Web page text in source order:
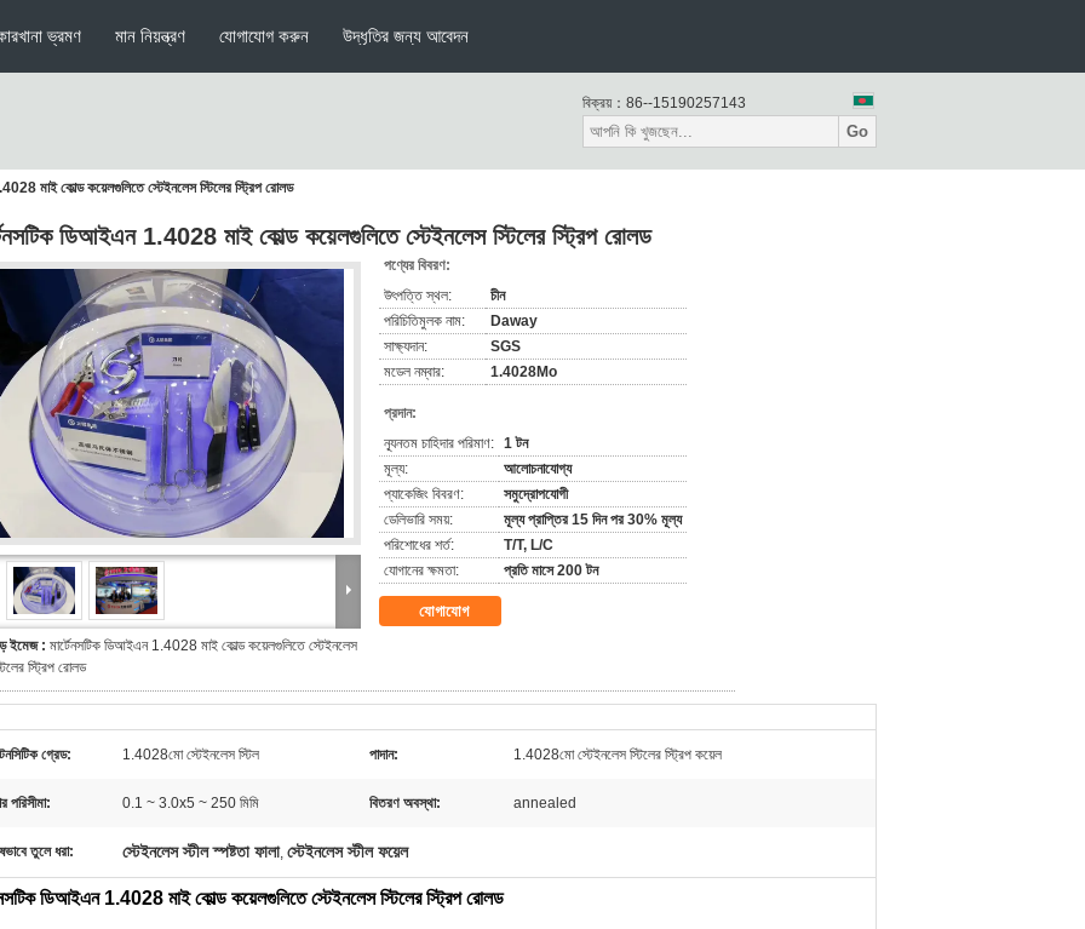
ভ্রমণ মান নিয়ন্ত্রণ যোগাযোগ করুন উদ্ধৃতির জন্য আবেদন
বিক্রয়： 86--15190257143
Go
মাই কোল্ড কয়েলগুলিতে স্টেইনলেস স্টিলের স্ট্রিপ রোলড
ডিআইএন 1.4028 মাই কোল্ড কয়েলগুলিতে স্টেইনলেস স্টিলের স্ট্রিপ রোলড
ইমেজ : মার্টেনসটিক ডিআইএন 1.4028 মাই কোল্ড কয়েলগুলিতে স্টেইনলেস
স্ট্রিপ রোলড
পণ্যের বিবরণ:
উৎপত্তি স্থল:
চীন
পরিচিতিমুলক নাম:
Daway
সাক্ষ্যদান:
SGS
মডেল নম্বার:
1.4028Mo
প্রদান:
ন্যূনতম চাহিদার পরিমাণ: 1 টন
মূল্য:
আলোচনাযোগ্য
প্যাকেজিং বিবরণ:
সমুদ্রোপযোগী
ডেলিভারি সময়:
মূল্য প্রাপ্তির 15 দিন পর 30% মূল্য
পরিশোধের শর্ত:
T/T, L/C
যোগানের ক্ষমতা:
প্রতি মাসে 200 টন
যোগাযোগ
গ্রেড: 1.4028মো স্টেইনলেস স্টিল পাদান: 1.4028মো স্টেইনলেস স্টিলের স্ট্রিপ কয়েল
পরিসীমা: 0.1 ~ 3.0x5 ~ 250 মিমি বিতরণ অবস্থা: annealed
তুলে ধরা: স্টেইনলেস স্টীল স্পষ্টতা ফালা, স্টেইনলেস স্টীল ফয়েল
ডিআইএন 1.4028 মাই কোল্ড কয়েলগুলিতে স্টেইনলেস স্টিলের স্ট্রিপ রোলড